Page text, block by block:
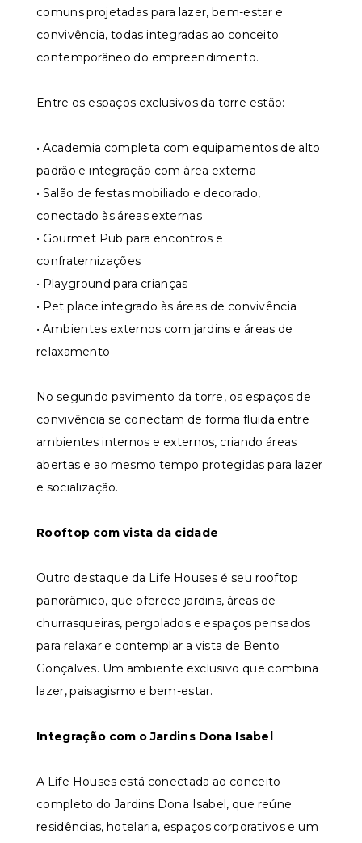
comuns projetadas para lazer, bem-estar e
convivência, todas integradas ao conceito
contemporâneo do empreendimento.
Entre os espaços exclusivos da torre estão:
• Academia completa com equipamentos de alto
padrão e integração com área externa
• Salão de festas mobiliado e decorado,
conectado às áreas externas
• Gourmet Pub para encontros e
confraternizações
• Playground para crianças
• Pet place integrado às áreas de convivência
• Ambientes externos com jardins e áreas de
relaxamento
No segundo pavimento da torre, os espaços de
convivência se conectam de forma fluida entre
ambientes internos e externos, criando áreas
abertas e ao mesmo tempo protegidas para lazer
e socialização.
Rooftop com vista da cidade
Outro destaque da Life Houses é seu rooftop
panorâmico, que oferece jardins, áreas de
churrasqueiras, pergolados e espaços pensados
para relaxar e contemplar a vista de Bento
Gonçalves. Um ambiente exclusivo que combina
lazer, paisagismo e bem-estar.
Integração com o Jardins Dona Isabel
A Life Houses está conectada ao conceito
completo do Jardins Dona Isabel, que reúne
residências, hotelaria, espaços corporativos e um